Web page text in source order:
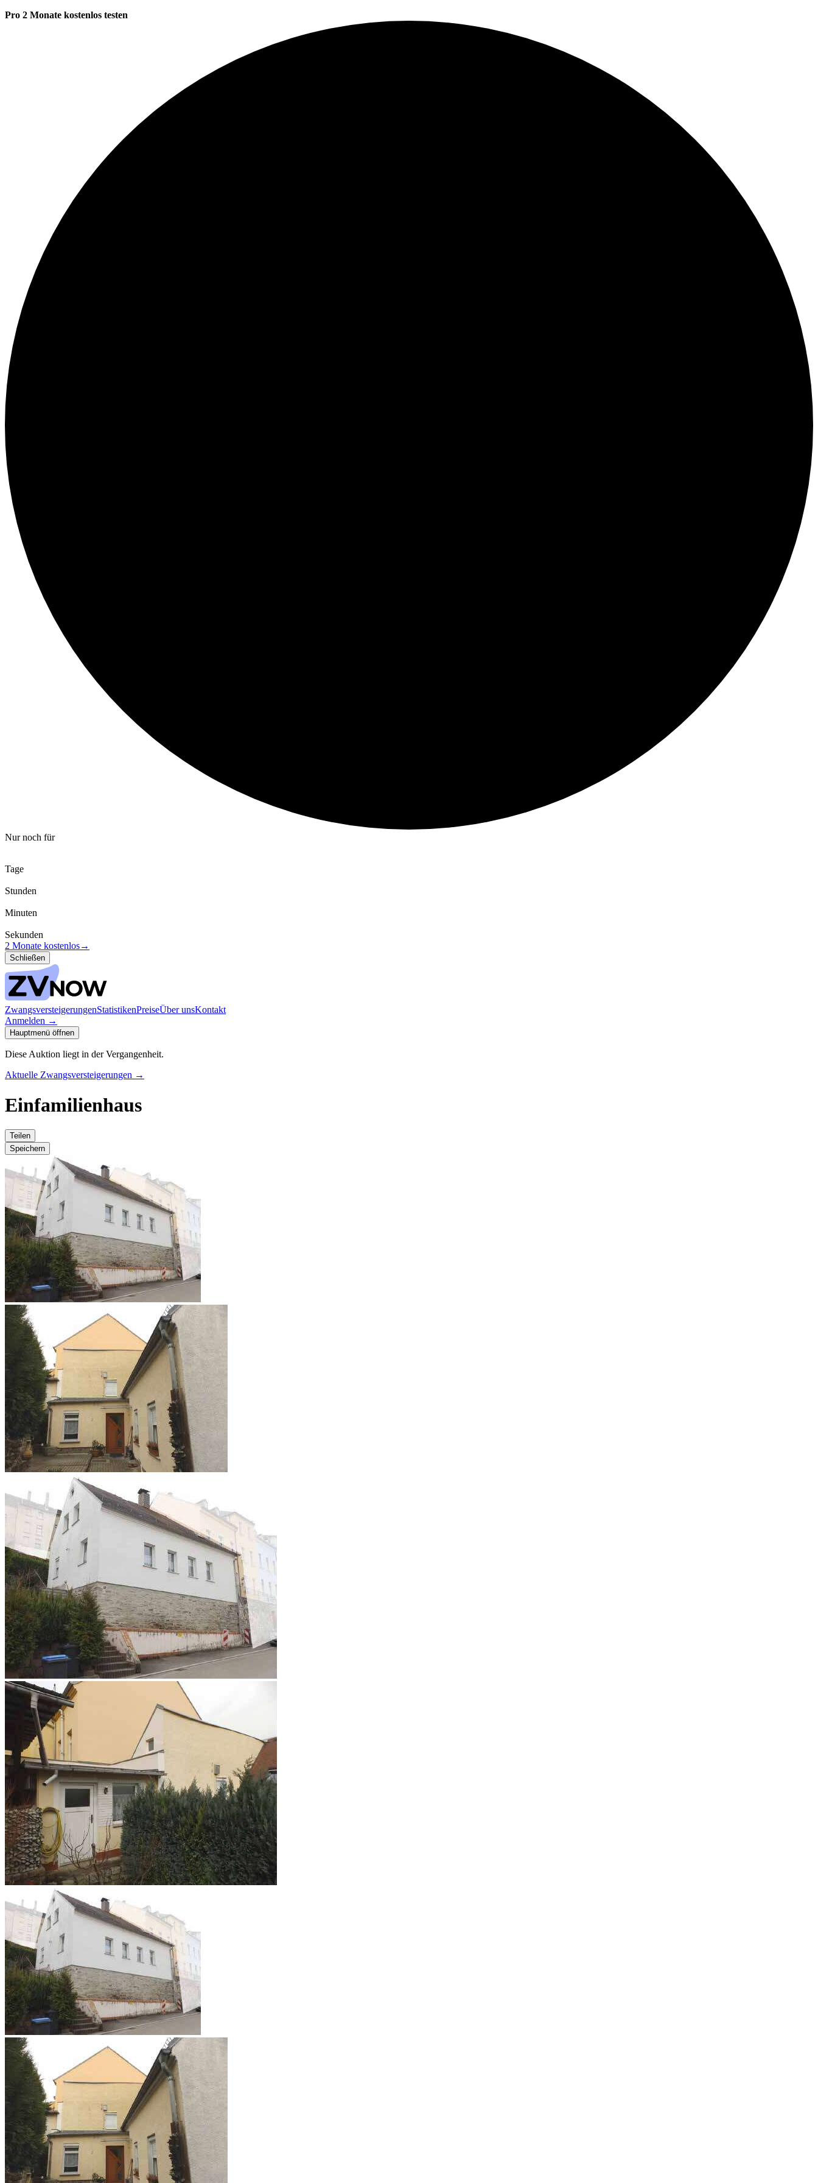
Pro 2 Monate kostenlos testen
Nur noch für
Tage
Stunden
Minuten
Sekunden
2 Monate kostenlos→
Schließen
ZwangsversteigerungenStatistikenPreiseÜber unsKontakt
Anmelden →
Hauptmenü öffnen
Diese Auktion liegt in der Vergangenheit.
Aktuelle Zwangsversteigerungen →
Einfamilienhaus
Teilen
Speichern